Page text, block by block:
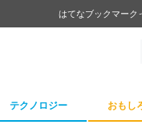
はてなブックマーク
テクノロジー おもし